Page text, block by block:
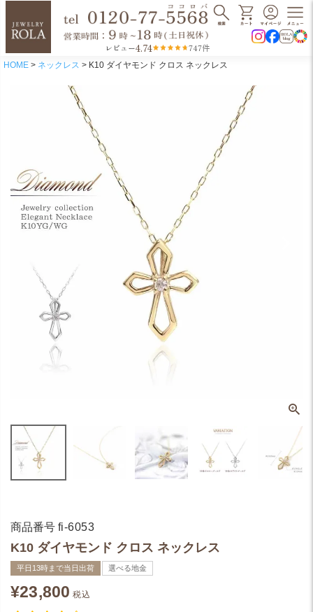
レビュー4.74 747件
HOME ネックレス K10 ダイヤモンド クロス ネックレス
商品番号 fi-6053
K10 ダイヤモンド クロス ネックレス
平日13時まで当日出荷 選べる地金
¥23,800 税込